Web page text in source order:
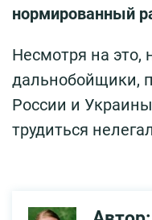
нормированный
Несмотря на это,
дальнобойщики,
России и
трудиться